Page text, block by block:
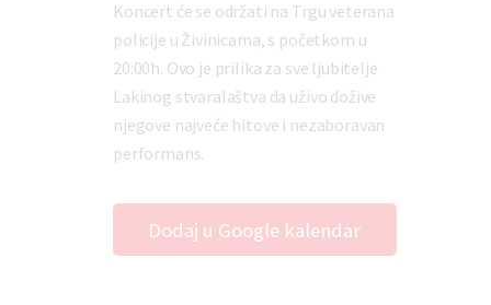
Koncert će se održati na Trgu veterana
policije u Živinicama, s početkom u
20:00h. Ovo je prilika za sve ljubitelje
Lakinog stvaralaštva da uživo dožive
njegove najveće hitove i nezaboravan
performans.
Dodaj u Google kalendar